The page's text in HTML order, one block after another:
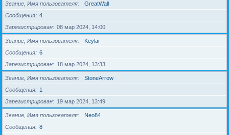
Звание, Имя пользователя
GreatWall
Сообщения
4
Зарегистрирован
08 мар 2024, 14:00
Звание, Имя пользователя
Keylar
Сообщения
6
Зарегистрирован
18 мар 2024, 13:33
Звание, Имя пользователя
StoneArrow
Сообщения
1
Зарегистрирован
19 мар 2024, 13:49
Звание, Имя пользователя
Neo84
Сообщения
8